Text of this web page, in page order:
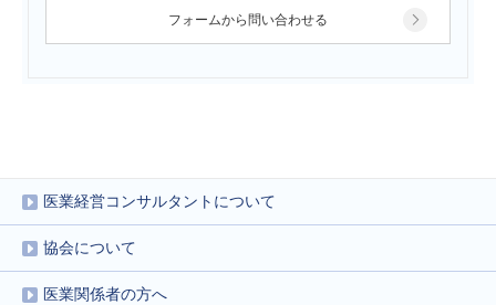
フォームから問い合わせる
医業経営コンサルタントについて
協会について
医業関係者の方へ